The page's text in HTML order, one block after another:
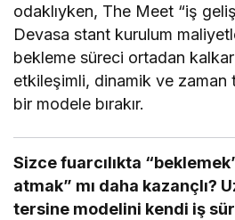
odaklıyken, The Meet “iş
Devasa stant kurulum
bekleme süreci ortadan
etkileşimli, dinamik ve zaman
bir modele bırakır.
Sizce fuarcılıkta
atmak” mı daha kazançlı?
tersine modelini kendi iş